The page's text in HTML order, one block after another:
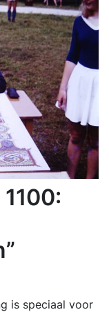
is speciaal voor